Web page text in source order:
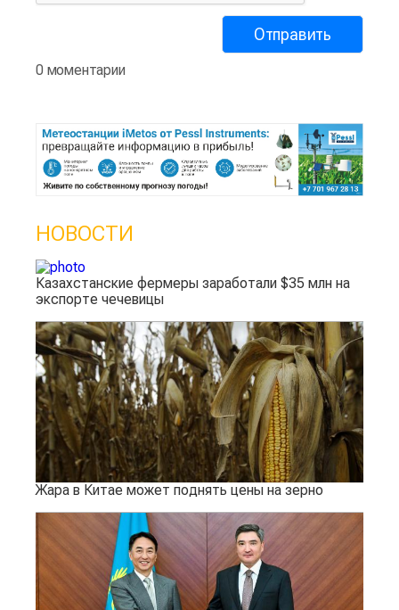
0 моментарии
НОВОСТИ
Казахстанские фермеры заработали $35 млн на
экспорте чечевицы
Жара в Китае может поднять цены на зерно